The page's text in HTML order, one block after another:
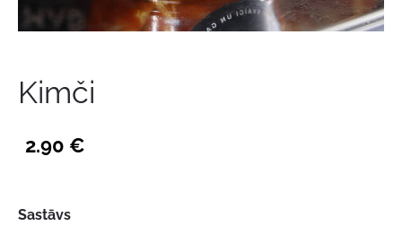
Kimči
2.90 €
Sastāvs